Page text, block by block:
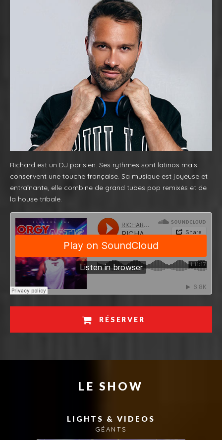
Richard est un DJ parisien. Ses rythmes sont latinos mais
conservent une touche française. Sa musique est joyeuse et
entraînante, elle combine de grand tubes pop remixés et de
la house tribale.
RÉSERVER
LE SHOW
LIGHTS & VIDEOS
GÉANTS